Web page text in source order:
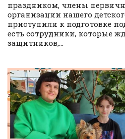
праздником, члены
организации нашего
приступили к подготовке
есть сотрудники, которые
защитников,...